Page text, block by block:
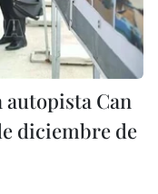
Can
diciembre de